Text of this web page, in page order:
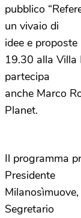
pubblico
un vivaio di
idee e
19.30 alla Villa
partecipa
anche Marco
Planet.
Il programma
Presidente
Segretario